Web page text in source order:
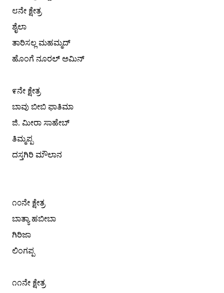
೮ನೇ ಕ್ಷೇತ್ರ
ಶೈಲಾ
ತಾರಿಸಲ್ಲ ಮಹಮ್ಮದ್
ಹೊಂಗೆ ನೂರಲ್ ಅಮಿನ್
೯ನೇ ಕ್ಷೇತ್ರ
ಬಾವು ಬೀಬಿ ಫಾತಿಮಾ
ಜಿ. ಮೀರಾ ಸಾಹೇಬ್
ತಿಮ್ಮಪ್ಪ
ದಸ್ತಗಿರಿ ಮೌಲಾನ
೧೦ನೇ ಕ್ಷೇತ್ರ
ಬಾತ್ಯಾ ಹಬೀಬಾ
ಗಿರಿಜಾ
ಲಿಂಗಪ್ಪ
೧೧ನೇ ಕ್ಷೇತ್ರ